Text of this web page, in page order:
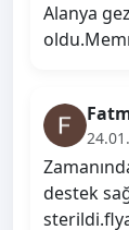
Alanya
destek